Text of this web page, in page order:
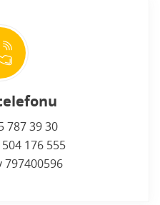
787 39 30
176 555